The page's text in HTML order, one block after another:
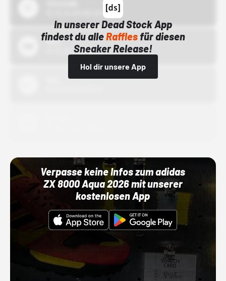
In unserer Dead Stock App
findest du alleRafflesfür diesen
Sneaker Release!
Hol dir unsere App
Bstn
01.10.22 00:00 Uhr
Verpasse keine Infos zum adidas
ZX 8000 Aqua 2026 mit unserer
kostenlosen App